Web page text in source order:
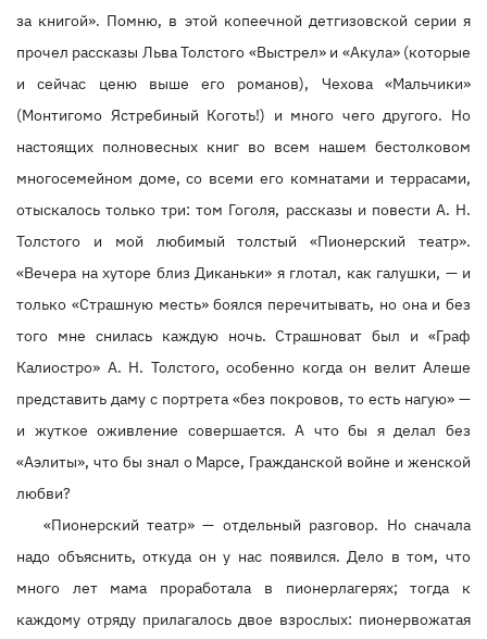
за книгой». Помню, в этой копеечной детгизовской серии я
прочел рассказы Льва Толстого «Выстрел» и «Акула» (которые
и сейчас ценю выше его романов), Чехова «Мальчики»
(Монтигомо Ястребиный Коготь!) и много чего другого. Но
настоящих полновесных книг во всем нашем бестолковом
многосемейном доме, со всеми его комнатами и террасами,
отыскалось только три: том Гоголя, рассказы и повести А. Н.
Толстого и мой любимый толстый «Пионерский театр».
«Вечера на хуторе близ Диканьки» я глотал, как галушки, — и
только «Страшную месть» боялся перечитывать, но она и без
того мне снилась каждую ночь. Страшноват был и «Граф
Калиостро» А. Н. Толстого, особенно когда он велит Алеше
представить даму с портрета «без покровов, то есть нагую» —
и жуткое оживление совершается. А что бы я делал без
«Аэлиты», что бы знал о Марсе, Гражданской войне и женской
любви?
«Пионерский театр» — отдельный разговор. Но сначала
надо объяснить, откуда он у нас появился. Дело в том, что
много лет мама проработала в пионерлагерях; тогда к
каждому отряду прилагалось двое взрослых: пионервожатая